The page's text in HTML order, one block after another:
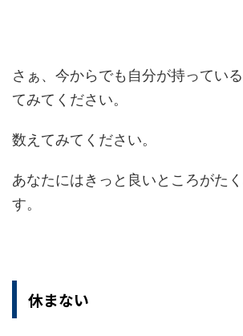
さぁ、今からでも自分が持ってい
てみてください。
数えてみてください。
あなたにはきっと良いところがた
す。
休まない